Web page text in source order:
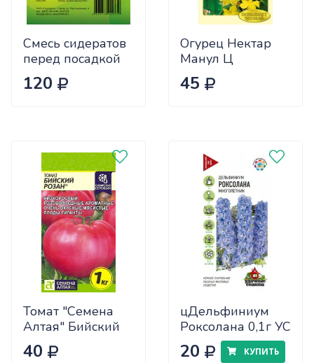
Смесь сидератов
перед посадкой
чеснока 0,5кг
САДОВИТА
120
Огурец Нектар
Манул Ц
45
Томат "Семена
Алтая" Бийский
Розан 0,05
40
цДельфиниум
Роксолана 0,1г УС
20 КУПИТЬ